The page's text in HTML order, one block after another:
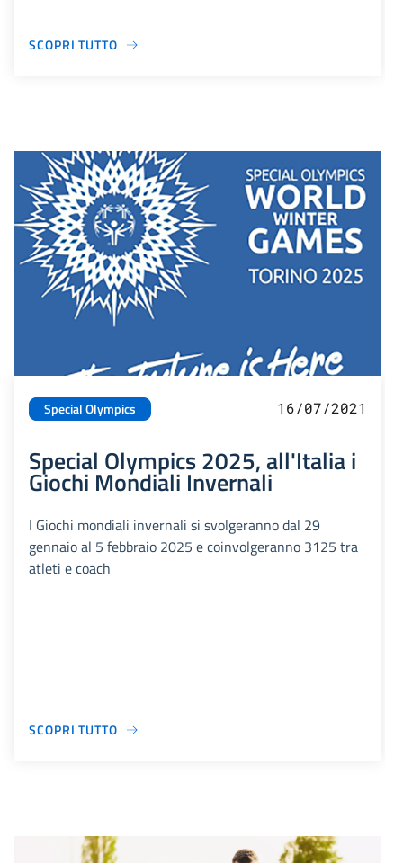
SCOPRI TUTTO
Special Olympics 16/07/2021
Special Olympics 2025, all'Italia i
Giochi Mondiali Invernali
I Giochi mondiali invernali si svolgeranno dal 29
gennaio al 5 febbraio 2025 e coinvolgeranno 3125 tra
atleti e coach
SCOPRI TUTTO